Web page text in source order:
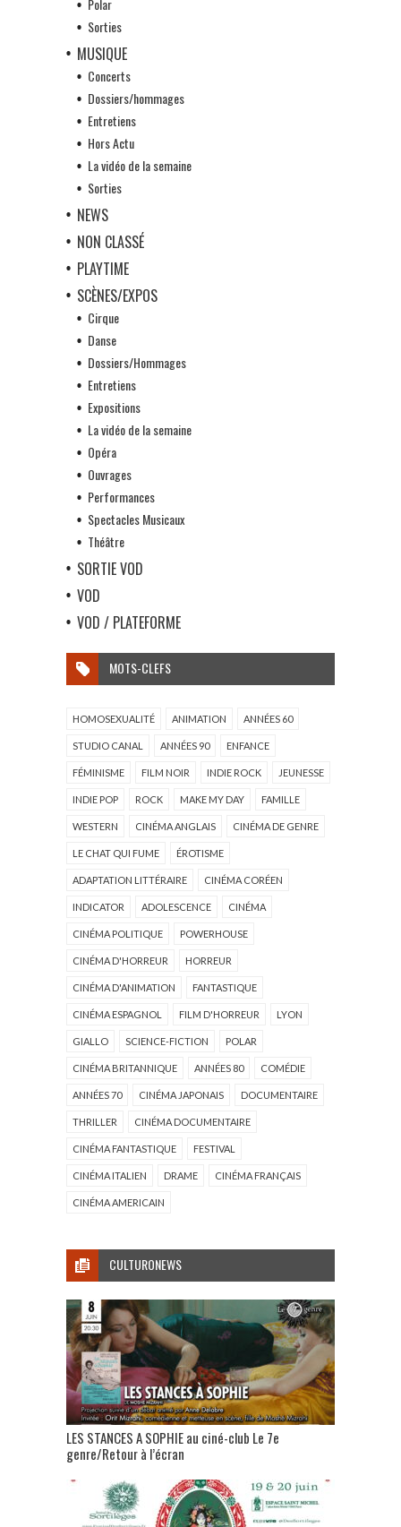
Polar
Sorties
MUSIQUE
Concerts
Dossiers/hommages
Entretiens
Hors Actu
La vidéo de la semaine
Sorties
NEWS
NON CLASSÉ
PLAYTIME
SCÈNES/EXPOS
Cirque
Danse
Dossiers/Hommages
Entretiens
Expositions
La vidéo de la semaine
Opéra
Ouvrages
Performances
Spectacles Musicaux
Théâtre
SORTIE VOD
VOD
VOD / PLATEFORME
MOTS-CLEFS
HOMOSEXUALITÉ ANIMATION ANNÉES 60
STUDIO CANAL ANNÉES 90 ENFANCE
FÉMINISME FILM NOIR INDIE ROCK JEUNESSE
INDIE POP ROCK MAKE MY DAY FAMILLE
WESTERN CINÉMA ANGLAIS CINÉMA DE GENRE
LE CHAT QUI FUME ÉROTISME
ADAPTATION LITTÉRAIRE CINÉMA CORÉEN
INDICATOR ADOLESCENCE CINÉMA
CINÉMA POLITIQUE POWERHOUSE
CINÉMA D'HORREUR HORREUR
CINÉMA D'ANIMATION FANTASTIQUE
CINÉMA ESPAGNOL FILM D'HORREUR LYON
GIALLO SCIENCE-FICTION POLAR
CINÉMA BRITANNIQUE ANNÉES 80 COMÉDIE
ANNÉES 70 CINÉMA JAPONAIS DOCUMENTAIRE
THRILLER CINÉMA DOCUMENTAIRE
CINÉMA FANTASTIQUE FESTIVAL
CINÉMA ITALIEN DRAME CINÉMA FRANÇAIS
CINÉMA AMERICAIN
CULTURONEWS
LES STANCES A SOPHIE au ciné-club Le 7e
genre/Retour à l’écran